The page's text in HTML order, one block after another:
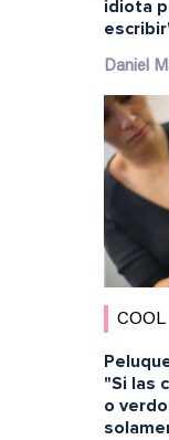
idiota
Daniel
COOL
"Si las
o